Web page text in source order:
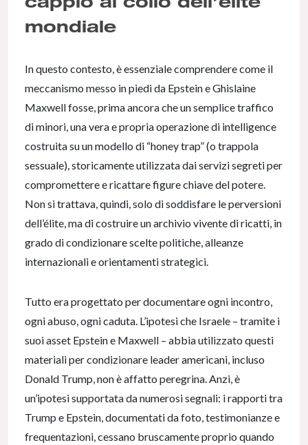
mondiale
In questo contesto, è essenziale comprendere come il
meccanismo messo in piedi da Epstein e Ghislaine
Maxwell fosse, prima ancora che un semplice traffico
di minori, una vera e propria operazione di intelligence
costruita su un modello di “honey trap” (o trappola
sessuale), storicamente utilizzata dai servizi segreti per
compromettere e ricattare figure chiave del potere.
Non si trattava, quindi, solo di soddisfare le perversioni
dell’élite, ma di costruire un archivio vivente di ricatti, in
grado di condizionare scelte politiche, alleanze
internazionali e orientamenti strategici.
Tutto era progettato per documentare ogni incontro,
ogni abuso, ogni caduta. L’ipotesi che Israele – tramite i
suoi asset Epstein e Maxwell – abbia utilizzato questi
materiali per condizionare leader americani, incluso
Donald Trump, non è affatto peregrina. Anzi, è
un’ipotesi supportata da numerosi segnali: i rapporti tra
Trump e Epstein, documentati da foto, testimonianze e
frequentazioni, cessano bruscamente proprio quando